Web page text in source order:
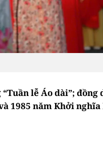
lễ Áo dài”; đồng
1985 năm Khởi